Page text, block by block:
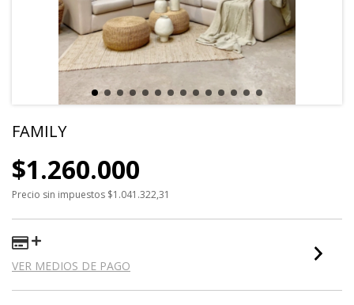
FAMILY
$1.260.000
Precio sin impuestos $1.041.322,31
VER MEDIOS DE PAGO